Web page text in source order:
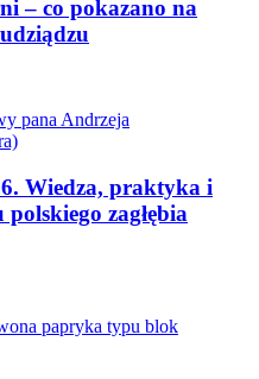
– co pokazano na
Wiedza, praktyka i
zagłębia